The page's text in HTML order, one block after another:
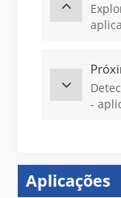
-
Aplicações